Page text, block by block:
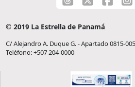
© 2019 La Estrella de Panamá
C/ Alejandro A. Duque G. - Apartado 0815-
Teléfono: +507 204-0000